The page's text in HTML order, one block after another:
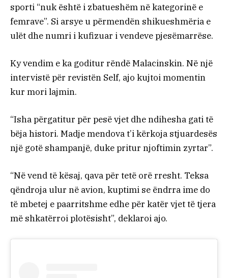
sporti “nuk është i zbatueshëm në kategorinë e
femrave”. Si arsye u përmendën shikueshmëria e
ulët dhe numri i kufizuar i vendeve pjesëmarrëse.
Ky vendim e ka goditur rëndë Malacinskin. Në një
intervistë për revistën Self, ajo kujtoi momentin
kur mori lajmin.
“Isha përgatitur për pesë vjet dhe ndihesha gati të
bëja histori. Madje mendova t’i kërkoja stjuardesës
një gotë shampanjë, duke pritur njoftimin zyrtar”.
“Në vend të kësaj, qava për tetë orë rresht. Teksa
qëndroja ulur në avion, kuptimi se ëndrra ime do
të mbetej e paarritshme edhe për katër vjet të tjera
më shkatërroi plotësisht”, deklaroi ajo.